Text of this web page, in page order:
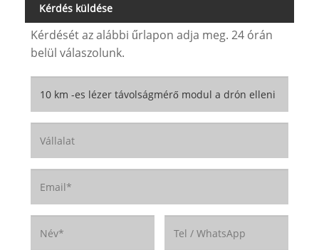
Kérdés küldése
Kérdését az alábbi űrlapon adja meg. 24 órán
belül válaszolunk.